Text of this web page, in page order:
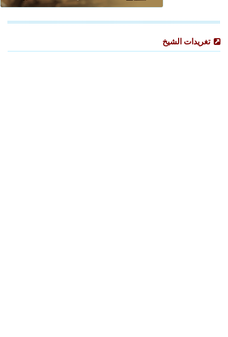
تغريدات الشيخ